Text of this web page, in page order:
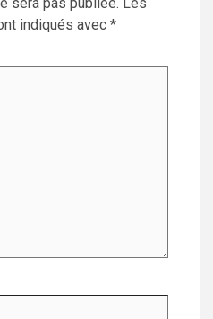
indiqués avec *